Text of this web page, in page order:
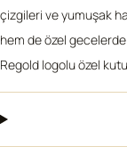
çizgileri ve yumuşak
hem de özel
Regold logolu özel